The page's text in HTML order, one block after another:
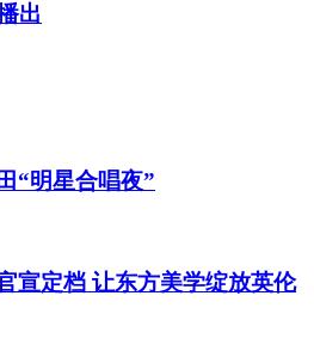
出
“明星合唱夜”
宣定档 让东方美学绽放英伦